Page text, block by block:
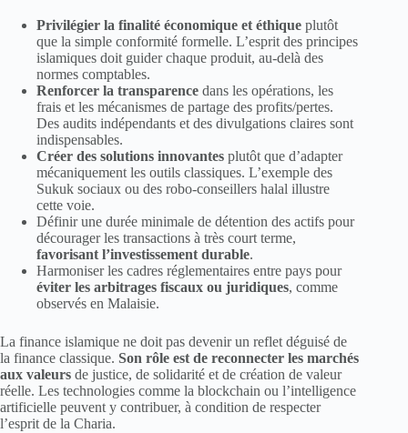
Privilégier la finalité économique et éthique plutôt
que la simple conformité formelle. L’esprit des principes
islamiques doit guider chaque produit, au-delà des
normes comptables.
Renforcer la transparence dans les opérations, les
frais et les mécanismes de partage des profits/pertes.
Des audits indépendants et des divulgations claires sont
indispensables.
Créer des solutions innovantes plutôt que d’adapter
mécaniquement les outils classiques. L’exemple des
Sukuk sociaux ou des robo-conseillers halal illustre
cette voie.
Définir une durée minimale de détention des actifs pour
décourager les transactions à très court terme,
favorisant l’investissement durable.
Harmoniser les cadres réglementaires entre pays pour
éviter les arbitrages fiscaux ou juridiques, comme
observés en Malaisie.
La finance islamique ne doit pas devenir un reflet déguisé de
la finance classique. Son rôle est de reconnecter les marchés
aux valeurs de justice, de solidarité et de création de valeur
réelle. Les technologies comme la blockchain ou l’intelligence
artificielle peuvent y contribuer, à condition de respecter
l’esprit de la Charia.